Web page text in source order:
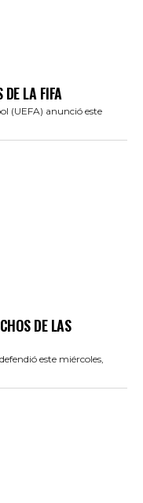
DE LA FIFA
(UEFA) anunció este
DE LAS
este miércoles,